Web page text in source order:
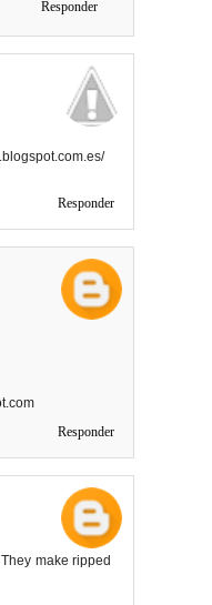
Responder
Responder
Responder
make ripped